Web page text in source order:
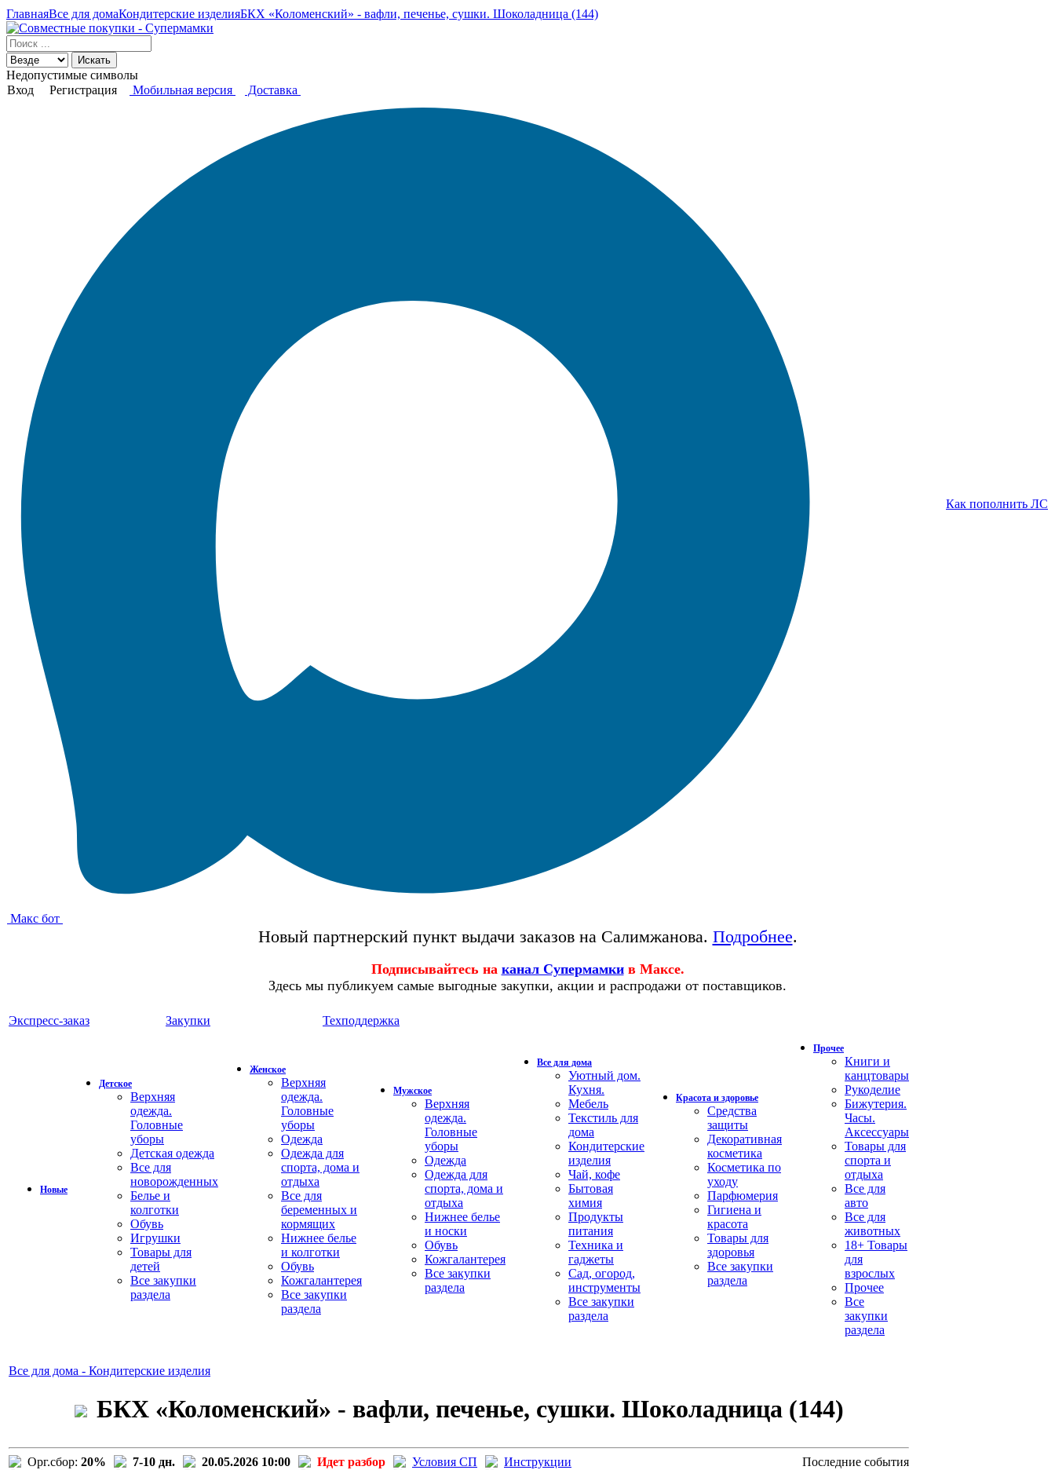
ГлавнаяВсе для домаКондитерские изделияБКХ «Коломенский» - вафли, печенье, сушки. Шоколадница (144)
Искать
Недопустимые символы
Вход
Регистрация Мобильная версия Доставка
Макс бот
Как пополнить ЛС
Новый партнерский пункт выдачи заказов на Салимжанова. Подробнее.
Подписывайтесь на канал Супермамки в Максе.
Здесь мы публикуем самые выгодные закупки, акции и распродажи от поставщиков.
Экспресс-заказ Закупки Техподдержка
Новые
Детское
Верхняя
одежда.
Головные
уборы
Детская одежда
Все для
новорожденных
Белье и
колготки
Обувь
Игрушки
Товары для
детей
Все закупки
раздела
Женское
Верхняя
одежда.
Головные
уборы
Одежда
Одежда для
спорта, дома и
отдыха
Все для
беременных и
кормящих
Нижнее белье
и колготки
Обувь
Кожгалантерея
Все закупки
раздела
Мужское
Верхняя
одежда.
Головные
уборы
Одежда
Одежда для
спорта, дома и
отдыха
Нижнее белье
и носки
Обувь
Кожгалантерея
Все закупки
раздела
Все для дома
Уютный дом.
Кухня.
Мебель
Текстиль для
дома
Кондитерские
изделия
Чай, кофе
Бытовая
химия
Продукты
питания
Техника и
гаджеты
Сад, огород,
инструменты
Все закупки
раздела
Красота и здоровье
Средства
защиты
Декоративная
косметика
Косметика по
уходу
Парфюмерия
Гигиена и
красота
Товары для
здоровья
Все закупки
раздела
Прочее
Книги и
канцтовары
Рукоделие
Бижутерия.
Часы.
Аксессуары
Товары для
спорта и
отдыха
Все для
авто
Все для
животных
18+ Товары
для
взрослых
Прочее
Все
закупки
раздела
Все для дома - Кондитерские изделия
БКХ «Коломенский» - вафли, печенье, сушки. Шоколадница (144)
Орг.сбор: 20% 7-10 дн. 20.05.2026 10:00 Идет разбор Условия СП Инструкции
Последние события